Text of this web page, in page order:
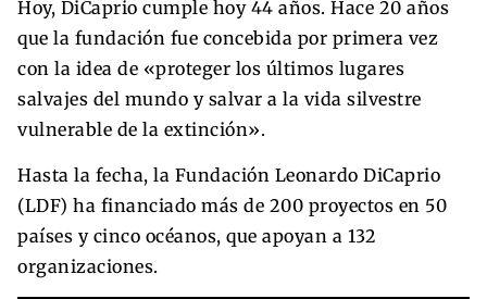
Hoy, DiCaprio cumple hoy 44 años. Hace 20 años
que la fundación fue concebida por primera vez
con la idea de «proteger los últimos lugares
salvajes del mundo y salvar a la vida silvestre
vulnerable de la extinción».
Hasta la fecha, la Fundación Leonardo DiCaprio
(LDF) ha financiado más de 200 proyectos en 50
países y cinco océanos, que apoyan a 132
organizaciones.